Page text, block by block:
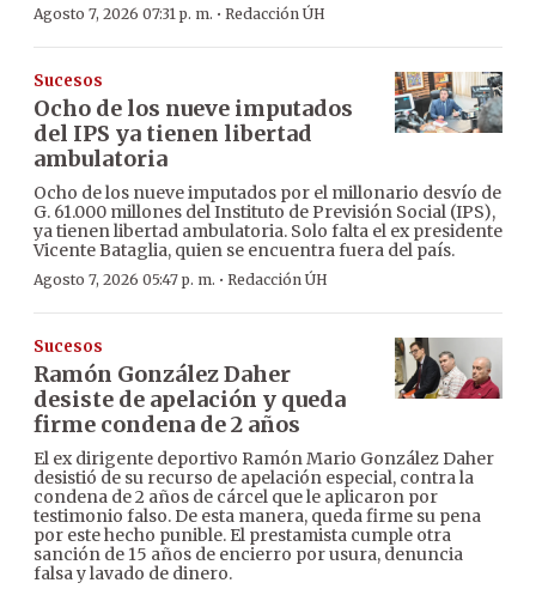
Agosto 7, 2026 07:31 p. m. · Redacción ÚH
Sucesos
Ocho de los nueve imputados
del IPS ya tienen libertad
ambulatoria
Ocho de los nueve imputados por el millonario desvío de
G. 61.000 millones del Instituto de Previsión Social (IPS),
ya tienen libertad ambulatoria. Solo falta el ex presidente
Vicente Bataglia, quien se encuentra fuera del país.
Agosto 7, 2026 05:47 p. m. · Redacción ÚH
Sucesos
Ramón González Daher
desiste de apelación y queda
firme condena de 2 años
El ex dirigente deportivo Ramón Mario González Daher
desistió de su recurso de apelación especial, contra la
condena de 2 años de cárcel que le aplicaron por
testimonio falso. De esta manera, queda firme su pena
por este hecho punible. El prestamista cumple otra
sanción de 15 años de encierro por usura, denuncia
falsa y lavado de dinero.